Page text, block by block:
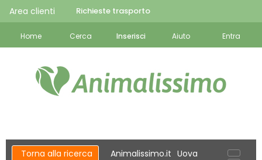
Area clienti Richieste trasporto
Home Cerca Inserisci Aiuto Entra
Torna alla ricerca Animalissimo.it Uova